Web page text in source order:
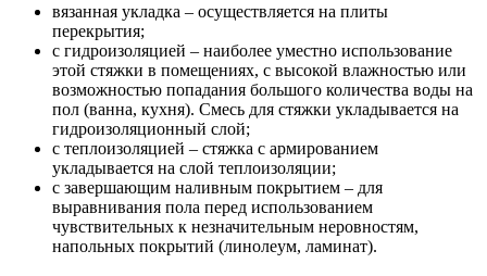
вязанная укладка – осуществляется на плиты
перекрытия;
с гидроизоляцией – наиболее уместно использование
этой стяжки в помещениях, с высокой влажностью или
возможностью попадания большого количества воды на
пол (ванна, кухня). Смесь для стяжки укладывается на
гидроизоляционный слой;
с теплоизоляцией – стяжка с армированием
укладывается на слой теплоизоляции;
с завершающим наливным покрытием – для
выравнивания пола перед использованием
чувствительных к незначительным неровностям,
напольных покрытий (линолеум, ламинат).